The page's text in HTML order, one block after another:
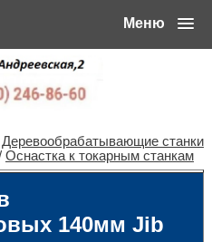
Меню
Деревообрабатывающие станки
Оснастка к токарным станкам
140мм Jib